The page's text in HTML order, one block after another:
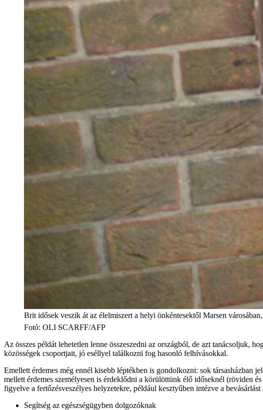
Brit idősek veszik át az élelmiszert a helyi önkéntesektől Marsen
Fotó: OLI SCARFF/AFP
Az összes példát lehetetlen lenne összeszedni az országból, de azt tanácsoljuk,
közösségek csoportjait, jó eséllyel találkozni fog hasonló felhívásokkal.
Emellett érdemes még ennél kisebb léptékben is gondolkozni: sok társasházban
mellett érdemes személyesen is érdeklődni a körülöttünk élő időseknél (röviden
figyelve a fertőzésveszélyes helyzetekre, például kesztyűben intézve a
Segítség az egészségügyben dolgozóknak